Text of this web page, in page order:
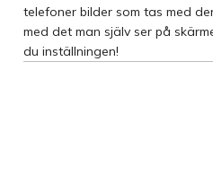
telefoner bilder som tas med
med det man själv ser på
du inställningen!